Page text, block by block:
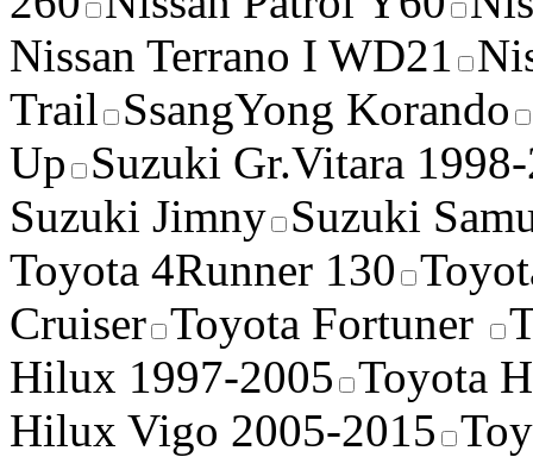
Nissan Terrano I WD21
Trail SsangYong Korando
Up Suzuki Gr.Vitara
Suzuki Jimny Suzuki
Toyota 4Runner 130
Cruiser Toyota Fortuner
Hilux 1997-2005 Toyota
Hilux Vigo 2005-2015